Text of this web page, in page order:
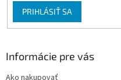
PRIHLÁSIŤ SA
Informácie pre vás